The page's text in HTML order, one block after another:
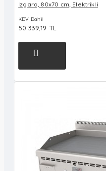
Izgara, 80x70 cm, Elektrikli
KDV Dahil
50.339,19 TL